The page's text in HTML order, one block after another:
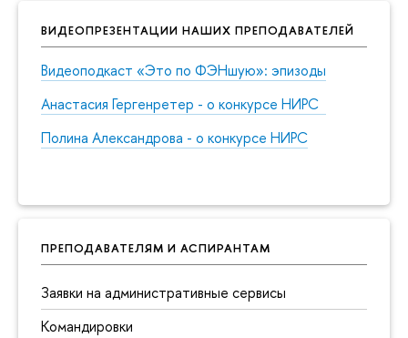
ВИДЕОПРЕЗЕНТАЦИИ НАШИХ ПРЕПОДАВАТЕЛЕЙ
Видеоподкаст «Это по ФЭНшую»: эпизоды
Анастасия Гергенретер - о конкурсе НИРС
Полина Александрова - о конкурсе НИРС
ПРЕПОДАВАТЕЛЯМ И АСПИРАНТАМ
Заявки на административные сервисы
Командировки